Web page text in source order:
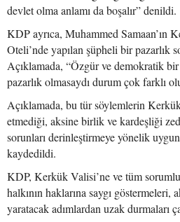
devlet olma anlamı da boşalır” denildi.
KDP ayrıca, Muhammed Samaan’ın
Oteli’nde yapılan şüpheli bir pazarlık
Açıklamada, “Özgür ve demokratik bir
pazarlık olmasaydı durum çok farklı
Açıklamada, bu tür söylemlerin
etmediği, aksine birlik ve kardeşliği
sorunları derinleştirmeye yönelik
kaydedildi.
KDP, Kerkük Valisi’ne ve tüm
halkının haklarına saygı göstermeleri,
yaratacak adımlardan uzak durmaları